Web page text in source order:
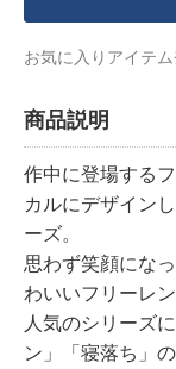
お気に入りアイテム
商品説明
作中に登場する
カルにデザイン
ーズ。
思わず笑顔にな
わいいフリーレ
人気のシリーズ
ン」「寝落ち」
ーター